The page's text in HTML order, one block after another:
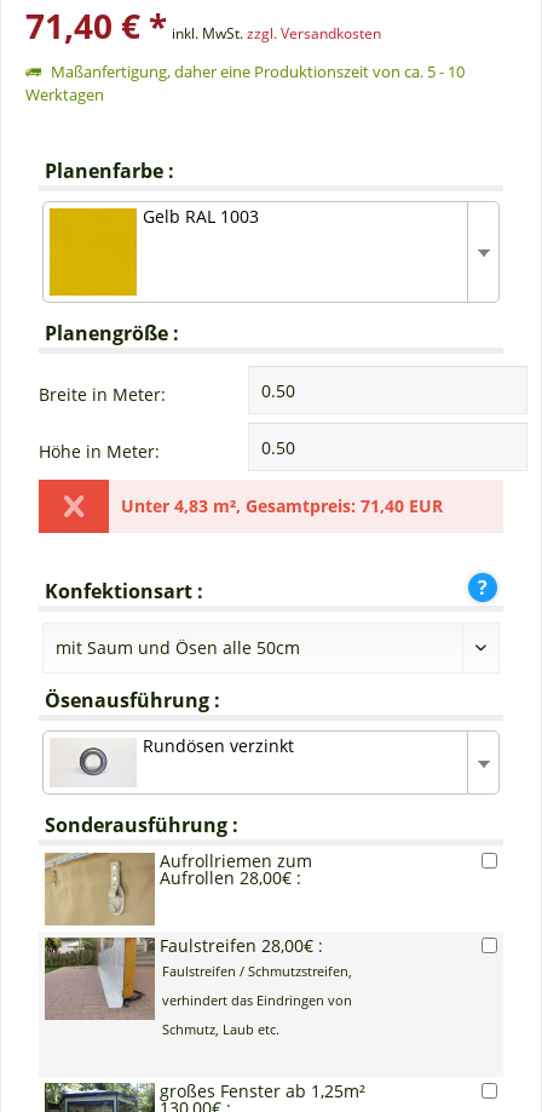
71,40 € * inkl. MwSt.zzgl. Versandkosten
Maßanfertigung, daher eine Produktionszeit von ca. 5 - 10
Werktagen
Planenfarbe :
Gelb RAL 1003
Planengröße :
Breite in Meter:
Höhe in Meter:
Unter 4,83 m², Gesamtpreis: 71,40 EUR
Konfektionsart :
Ösenausführung :
Rundösen verzinkt
Sonderausführung :
Aufrollriemen zum
Aufrollen 28,00€ :
Faulstreifen 28,00€ :
Faulstreifen / Schmutzstreifen,
verhindert das Eindringen von
Schmutz, Laub etc.
großes Fenster ab 1,25m²